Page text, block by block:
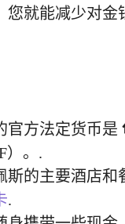
您就能减少对金
官方法定货币是
）。.
斯的主要酒店和
.